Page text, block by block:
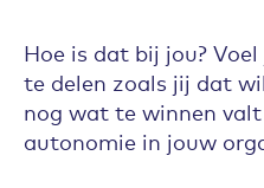
Hoe is dat bij jou?
te delen zoals jij dat
nog wat te winnen
autonomie in jouw